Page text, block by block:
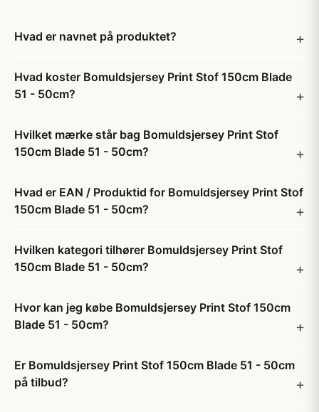
Hvad er navnet på produktet?
Hvad koster Bomuldsjersey Print Stof 150cm Blade
51 - 50cm?
Hvilket mærke står bag Bomuldsjersey Print Stof
150cm Blade 51 - 50cm?
Hvad er EAN / Produktid for Bomuldsjersey Print Stof
150cm Blade 51 - 50cm?
Hvilken kategori tilhører Bomuldsjersey Print Stof
150cm Blade 51 - 50cm?
Hvor kan jeg købe Bomuldsjersey Print Stof 150cm
Blade 51 - 50cm?
Er Bomuldsjersey Print Stof 150cm Blade 51 - 50cm
på tilbud?